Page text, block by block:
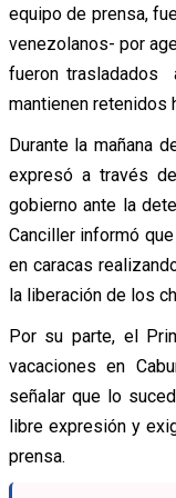
equipo de prensa,
venezolanos- por
fueron trasladados
mantienen retenidos
Durante la mañana
expresó a través
gobierno ante la
Canciller informó
en caracas
la liberación de los
Por su parte, el
vacaciones en
señalar que lo
libre expresión y
prensa.